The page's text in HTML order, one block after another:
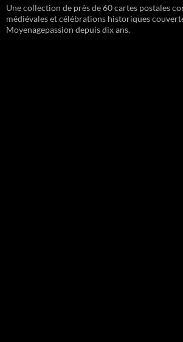
Une collection de près de 60 cartes postales
médiévales et célébrations historiques
Moyenagepassion depuis dix ans.